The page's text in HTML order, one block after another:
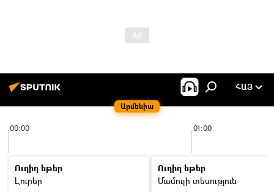
Արմենիա
ՀԱՅ
00:00 01:00
Ուղիղ եթեր
Լուրեր
Ուղիղ եթեր
Մամուլի տեսություն